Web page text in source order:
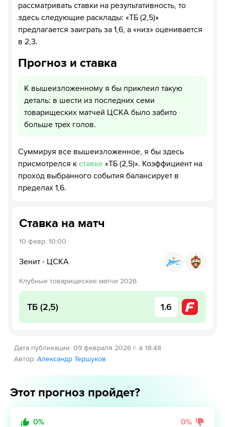
рассматривать ставки на результативность, то
здесь следующие расклады: «ТБ (2,5)»
предлагается заиграть за 1,6, а «низ» оценивается
в 2,3.
Прогноз и ставка
К вышеизложенному я бы приклеил такую
деталь: в шести из последних семи
товарищеских матчей ЦСКА было забито
больше трех голов.
Суммируя все вышеизложенное, я бы здесь
присмотрелся к ставке «ТБ (2,5)». Коэффициент на
проход выбранного события балансирует в
пределах 1,6.
Ставка на матч
10 февр. 10:00
Зенит - ЦСКА
Клубные товарищеские матчи 2026
ТБ (2,5) 1.6
Дата публикации: 09 февраля 2026 г. в 18:48
Автор: Александр Тершуков
Этот прогноз пройдет?
0% 0%